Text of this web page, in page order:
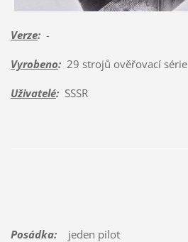
Verze:-
Vyrobeno:29 strojů ověřovací série
Uživatelé:SSSR
Posádka:jeden pilot